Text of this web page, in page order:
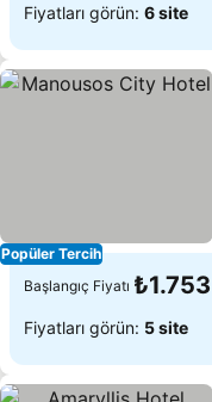
Fiyatları görün: 6 site
Popüler Tercih
Başlangıç Fiyatı ₺1.753
Fiyatları görün: 5 site